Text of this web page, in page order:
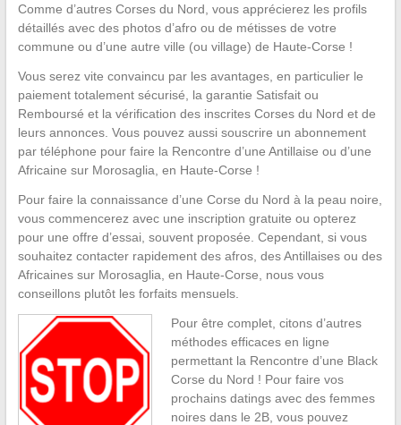
Comme d’autres Corses du Nord, vous apprécierez les profils
détaillés avec des photos d’afro ou de métisses de votre
commune ou d’une autre ville (ou village) de Haute-Corse !
Vous serez vite convaincu par les avantages, en particulier le
paiement totalement sécurisé, la garantie Satisfait ou
Remboursé et la vérification des inscrites Corses du Nord et de
leurs annonces. Vous pouvez aussi souscrire un abonnement
par téléphone pour faire la Rencontre d’une Antillaise ou d’une
Africaine sur Morosaglia, en Haute-Corse !
Pour faire la connaissance d’une Corse du Nord à la peau noire,
vous commencerez avec une inscription gratuite ou opterez
pour une offre d’essai, souvent proposée. Cependant, si vous
souhaitez contacter rapidement des afros, des Antillaises ou des
Africaines sur Morosaglia, en Haute-Corse, nous vous
conseillons plutôt les forfaits mensuels.
Pour être complet, citons d’autres
méthodes efficaces en ligne
permettant la Rencontre d’une Black
Corse du Nord ! Pour faire vos
prochains datings avec des femmes
noires dans le 2B, vous pouvez